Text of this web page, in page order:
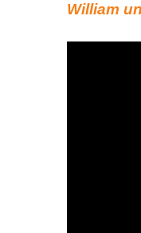
William